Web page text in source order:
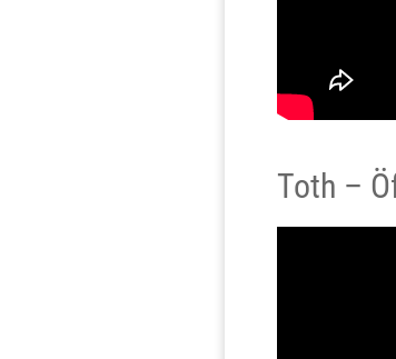
Toth –